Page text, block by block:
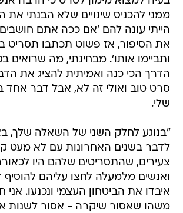
ממני להכניס שינויים שלא הבנתי את
הייתי עונה להם 'אם ככה אתם
את הסיפור, אז פשוט תכתבו תסריט
ותביימו אותו'. מבחינתי, מה שרואים
הדרך הכי כנה ואמיתית להציג את
סרט טוב ואולי זה לא, אבל דבר אחד
שלי.
"בנוגע לחלק השני של השאלה שלך,
לדבר בשנים האחרונות עם לא מעט
צעירים, שהתסריטים שלהם היו
ואנשים מלמעלה לחצו עליהם
איבדו את הביטחון העצמי ונכנעו.
משהו שאסור שיקרה - אסור לשנות